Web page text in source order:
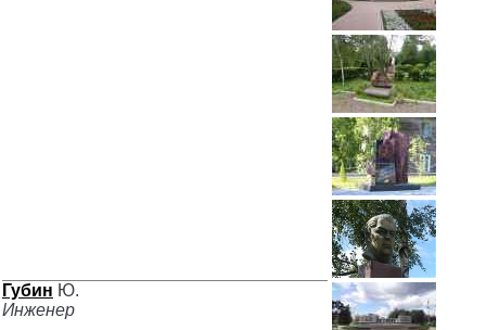
Губин Ю.
Инженер